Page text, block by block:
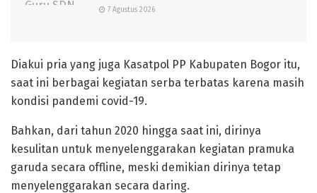
7 Agustus 2026
Diakui pria yang juga Kasatpol PP Kabupaten Bogor itu,
saat ini berbagai kegiatan serba terbatas karena masih
kondisi pandemi covid-19.
Bahkan, dari tahun 2020 hingga saat ini, dirinya
kesulitan untuk menyelenggarakan kegiatan pramuka
garuda secara offline, meski demikian dirinya tetap
menyelenggarakan secara daring.